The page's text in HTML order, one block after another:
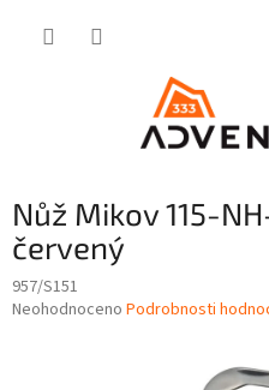
Nůž Mikov 115-
červený
957/S151
Průměrné
Neohodnoceno Podrobnosti